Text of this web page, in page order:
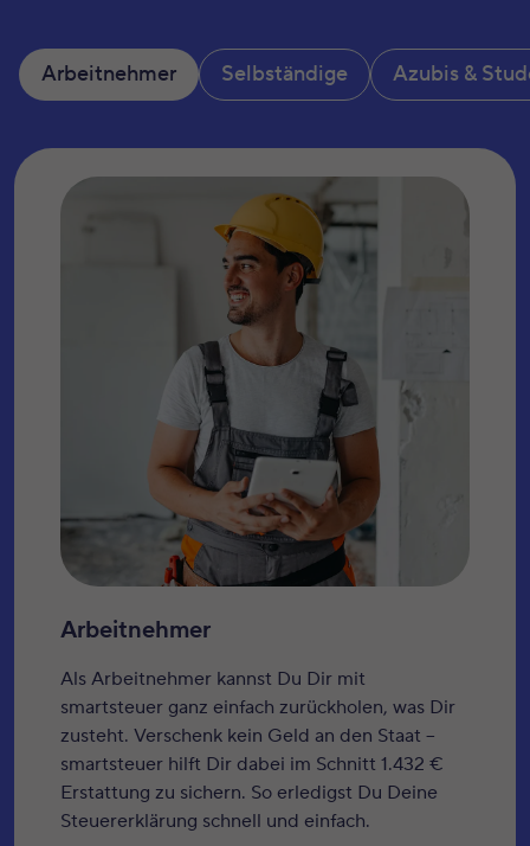
Arbeitnehmer Selbständige Azubis &
Arbeitnehmer
Als Arbeitnehmer kannst Du Dir mit
smartsteuer ganz einfach zurückholen, was Dir
zusteht. Verschenk kein Geld an den Staat –
smartsteuer hilft Dir dabei im Schnitt 1.432 €
Erstattung zu sichern. So erledigst Du Deine
Steuererklärung schnell und einfach.